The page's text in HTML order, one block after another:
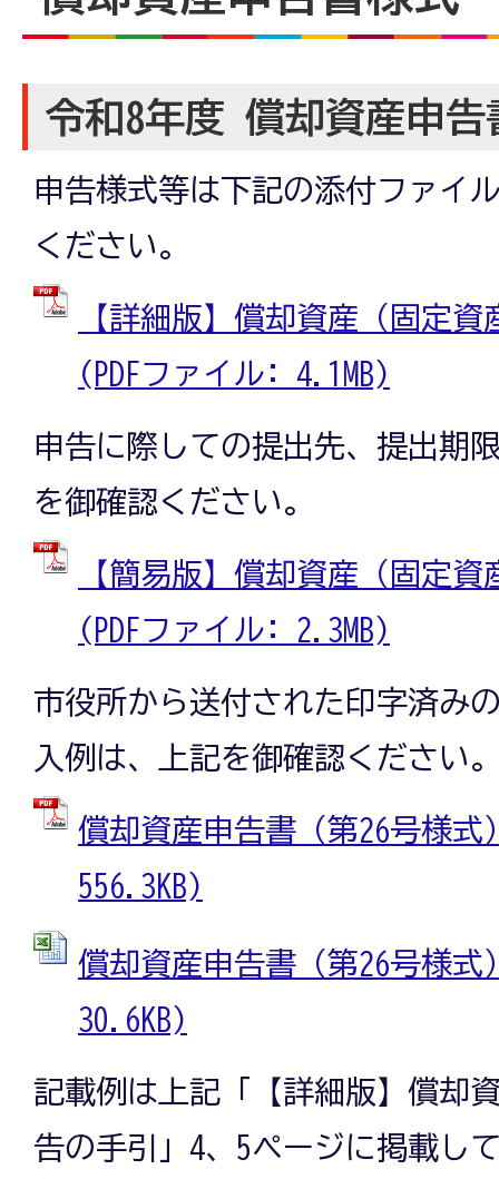
令和8年度 償却資産申告
申告様式等は下記の添付ファイ
ください。
【詳細版】償却資産（固定
(PDFファイル: 4.1MB)
申告に際しての提出先、提出期
を御確認ください。
【簡易版】償却資産（固定
(PDFファイル: 2.3MB)
市役所から送付された印字済み
入例は、上記を御確認ください
償却資産申告書（第26号様式
556.3KB)
償却資産申告書（第26号様
30.6KB)
記載例は上記「【詳細版】償却
告の手引」4、5ページに掲載し